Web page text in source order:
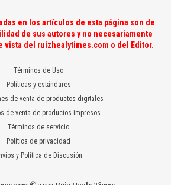
en los artículos de esta página son de
de sus autores y no necesariamente
vista del ruizhealytimes.com o del Editor.
Términos de Uso
Políticas y estándares
de venta de productos digitales
de venta de productos impresos
Términos de servicio
Política de privacidad
y Política de Discusión